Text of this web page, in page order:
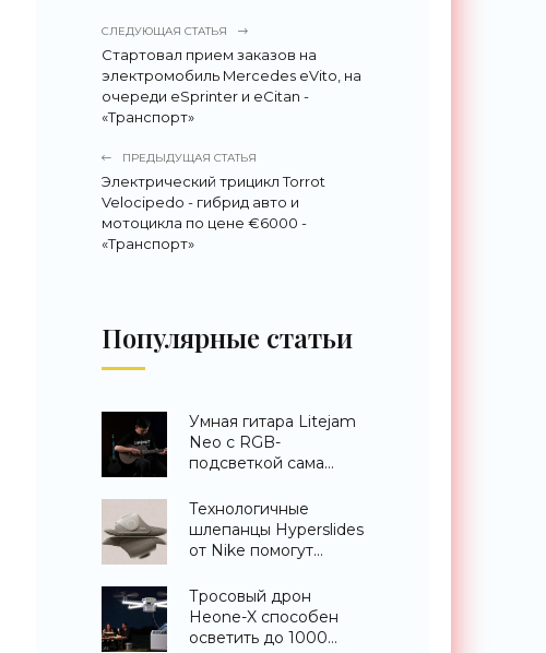
СЛЕДУЮЩАЯ СТАТЬЯ
Стартовал прием заказов на
электромобиль Mercedes eVito, на
очереди eSprinter и eCitan -
«Транспорт»
ПРЕДЫДУЩАЯ СТАТЬЯ
Электрический трицикл Torrot
Velocipedo - гибрид авто и
мотоцикла по цене €6000 -
«Транспорт»
Популярные статьи
Умная гитара Litejam
Neo с RGB-
подсветкой сама
«Гаджеты»
Технологичные
шлепанцы Hyperslides
от Nike помогут
ноги после
тренировки -
«Гаджеты»
Тросовый дрон
Heone-X способен
осветить до 1000